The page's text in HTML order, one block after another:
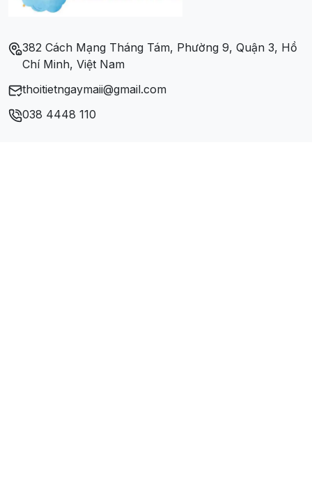
382 Cách Mạng Tháng Tám, Phường 9, Quận 3, Hồ
Chí Minh, Việt Nam
thoitietngaymaii@gmail.com
038 4448 110